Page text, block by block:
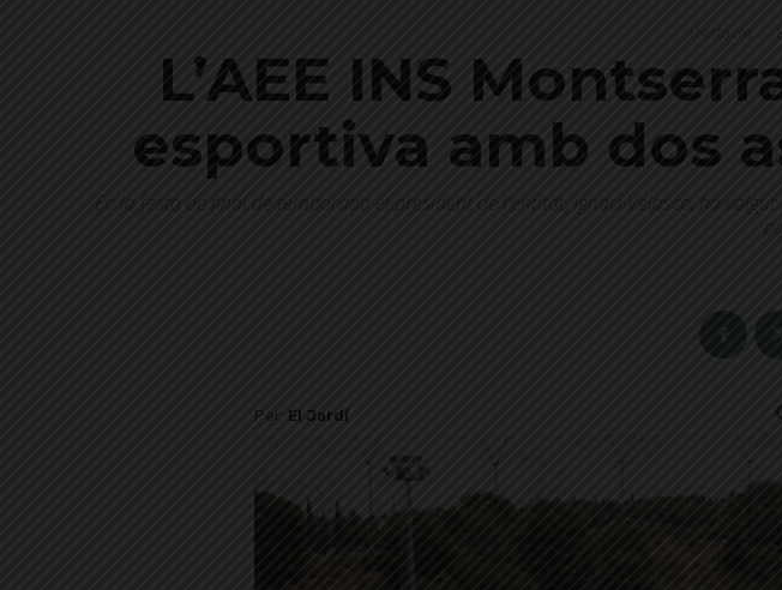
Destacat
L’AEE INS
esportiva amb dos
En la festa de final de temporada el president de l'entitat, Ignaci Velasco, ha
Per El Jardí